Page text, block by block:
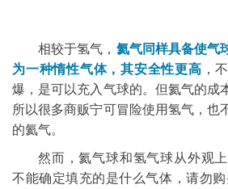
相较于氢气， 氦气同样具备使气
为一种惰性气体，其安全性更高 ，
爆，是可以充入气球的。但氦气的成
所以很多商贩宁可冒险使用氢气，也
的氦气。
然而，氦气球和氢气球从外观
不能确定填充的是什么气体，请勿购